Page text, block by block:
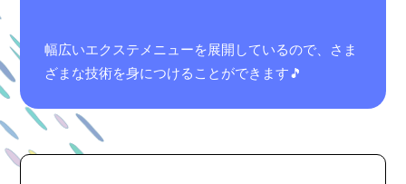
幅広いエクステメニューを展開しているので、さま
ざまな技術を身につけることができます🎵